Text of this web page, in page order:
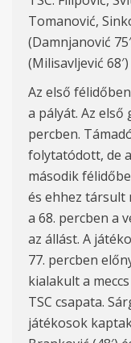
Tomanović,
(Damnjanović
(Milisavljević 68′)
Az első
a pályát. Az első
percben.
folytatódott, de
második
és ehhez társult
a 68. percben a
az állást. A
77. percben
kialakult a
TSC csapata.
játékosok